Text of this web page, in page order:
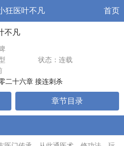
狂医叶不凡 首页
不凡
状态：连载
二十六章 接连刺杀
章节目录